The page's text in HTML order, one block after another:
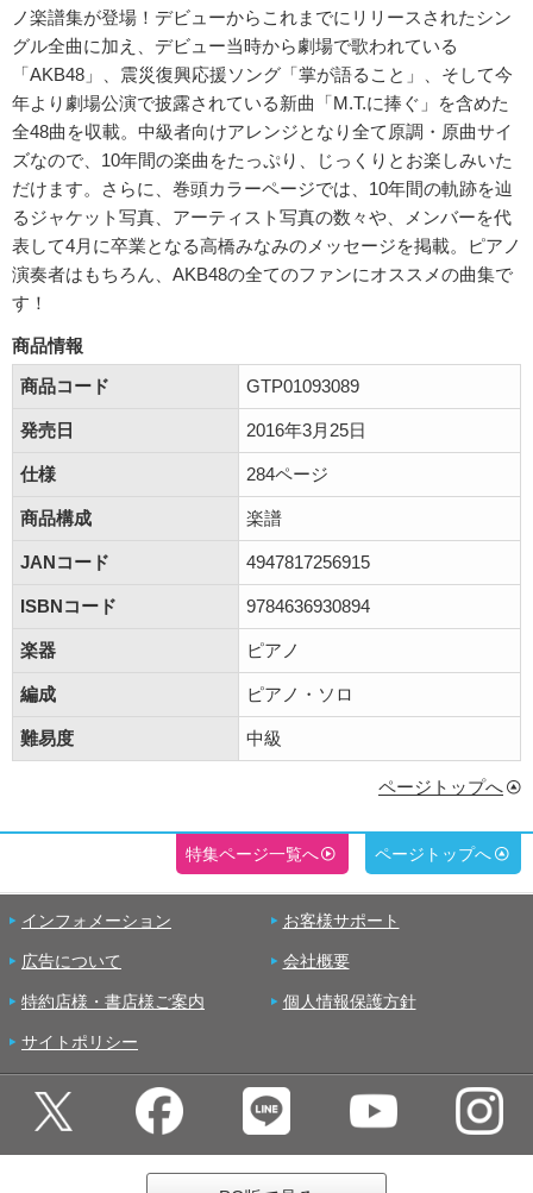
ノ楽譜集が登場！デビューからこれまでにリリースされたシン
グル全曲に加え、デビュー当時から劇場で歌われている
「AKB48」、震災復興応援ソング「掌が語ること」、そして今
年より劇場公演で披露されている新曲「M.T.に捧ぐ」を含めた
全48曲を収載。中級者向けアレンジとなり全て原調・原曲サイ
ズなので、10年間の楽曲をたっぷり、じっくりとお楽しみいた
だけます。さらに、巻頭カラーページでは、10年間の軌跡を辿
るジャケット写真、アーティスト写真の数々や、メンバーを代
表して4月に卒業となる高橋みなみのメッセージを掲載。ピアノ
演奏者はもちろん、AKB48の全てのファンにオススメの曲集で
す！
商品情報
商品コード
GTP01093089
発売日 2016年3月25日
仕様 284ページ
商品構成 楽譜
JANコード 4947817256915
ISBNコード 9784636930894
楽器 ピアノ
編成 ピアノ・ソロ
難易度 中級
ページトップへ
特集ページ一覧へ ページトップへ
インフォメーション お客様サポート
広告について 会社概要
特約店様・書店様ご案内 個人情報保護方針
サイトポリシー